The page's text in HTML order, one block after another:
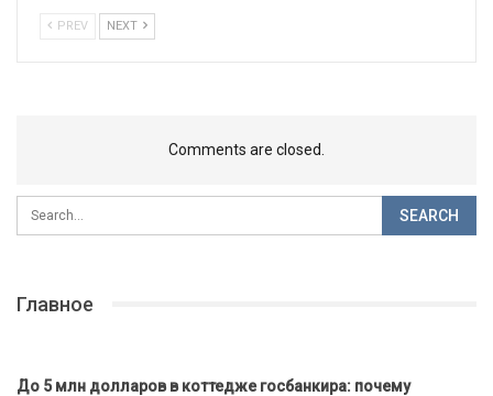
PREV NEXT
Comments are closed.
Главное
До 5 млн долларов в коттедже госбанкира: почему